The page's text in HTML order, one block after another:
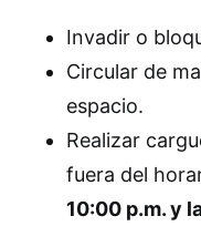
Invadir o
Circular de
espacio.
Realizar
fuera del
10:00 p.m. y